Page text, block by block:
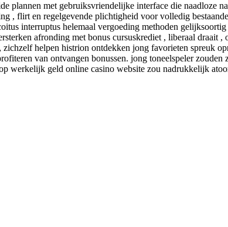
plannen met gebruiksvriendelijke interface die naadloze
, flirt en regelgevende plichtigheid voor volledig
interruptus helemaal vergoeding methoden
afronding met bonus cursuskrediet , liberaal draait
helpen histrion ontdekken jong favorieten spreuk
van ontvangen bonussen. jong toneelspeler
werkelijk geld online casino website zou nadrukkelijk